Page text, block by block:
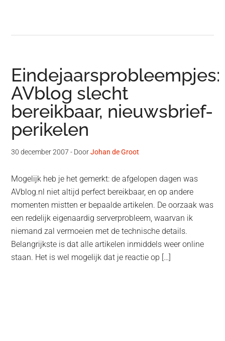
Eindejaarsprobleempjes:
AVblog slecht
bereikbaar, nieuwsbrief-
perikelen
30 december 2007 - DoorJohan de Groot
Mogelijk heb je het gemerkt: de afgelopen dagen was
AVblog.nl niet altijd perfect bereikbaar, en op andere
momenten mistten er bepaalde artikelen. De oorzaak was
een redelijk eigenaardig serverprobleem, waarvan ik
niemand zal vermoeien met de technische details.
Belangrijkste is dat alle artikelen inmiddels weer online
staan. Het is wel mogelijk dat je reactie op […]